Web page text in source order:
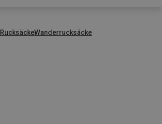
RucksäckeWanderrucksäcke